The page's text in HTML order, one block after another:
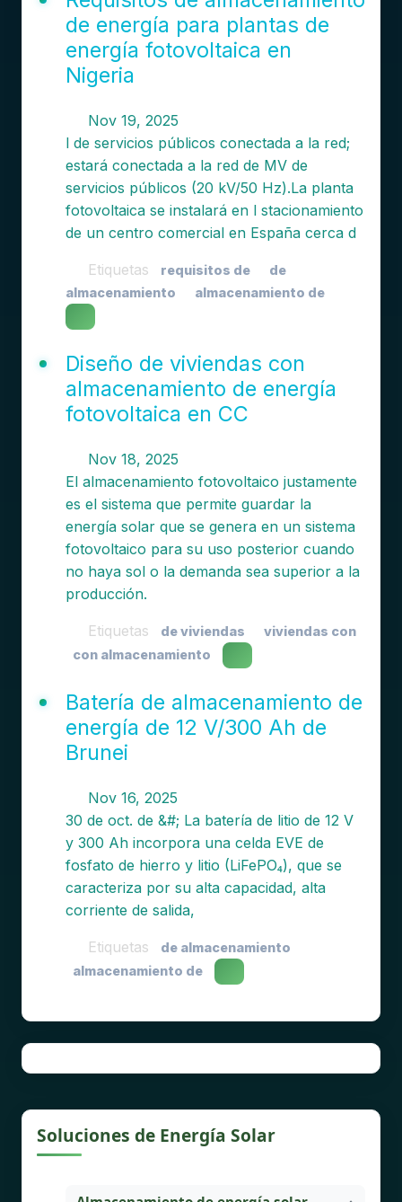
de energía para plantas de
energía fotovoltaica en
Nigeria
Nov 19, 2025
l de servicios públicos conectada a la red;
estará conectada a la red de MV de
servicios públicos (20 kV/50 Hz).La planta
fotovoltaica se instalará en l stacionamiento
de un centro comercial en España cerca d
Etiquetas requisitos de
de
almacenamiento
almacenamiento de
Diseño de viviendas con
almacenamiento de energía
fotovoltaica en CC
Nov 18, 2025
El almacenamiento fotovoltaico justamente
es el sistema que permite guardar la
energía solar que se genera en un sistema
fotovoltaico para su uso posterior cuando
no haya sol o la demanda sea superior a la
producción.
Etiquetas de viviendas
viviendas con
con almacenamiento
Batería de almacenamiento de
energía de 12 V/300 Ah de
Brunei
Nov 16, 2025
30 de oct. de &#; La batería de litio de 12 V
y 300 Ah incorpora una celda EVE de
fosfato de hierro y litio (LiFePO₄), que se
caracteriza por su alta capacidad, alta
corriente de salida,
Etiquetas
de almacenamiento
almacenamiento de
Soluciones de Energía Solar